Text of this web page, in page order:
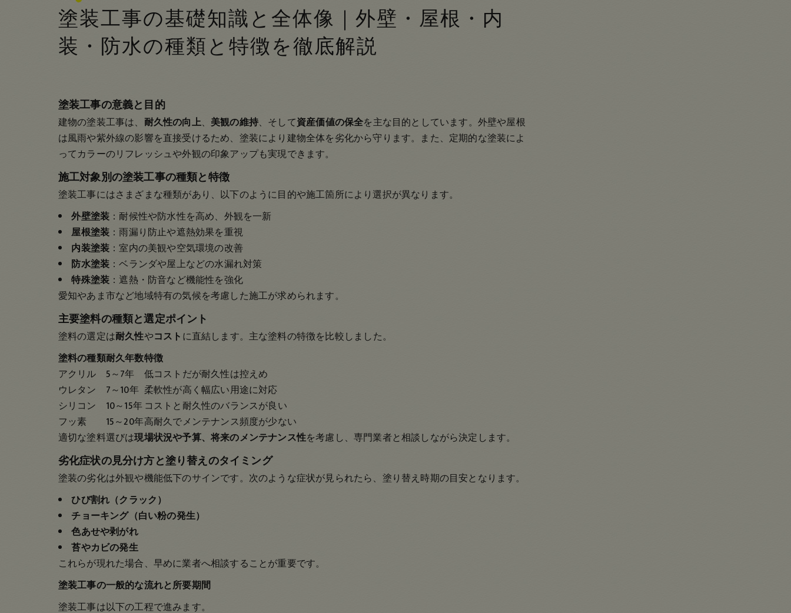
関連エリア
対応地域
塗装工事の基礎知識と全体像｜外壁・屋根・内
装・防水の種類と特徴を徹底解説
塗装工事の意義と目的
建物の塗装工事は、 耐久性の向上、美観の維持、そして資産価値の保全を主な目的としています。外壁や屋根
は風雨や紫外線の影響を直接受けるため、塗装により建物全体を劣化から守ります。また、定期的な塗装によ
ってカラーのリフレッシュや外観の印象アップも実現できます。
施工対象別の塗装工事の種類と特徴
塗装工事にはさまざまな種類があり、以下のように目的や施工箇所により選択が異なります。
外壁塗装 ：耐候性や防水性を高め、外観を一新
屋根塗装 ：雨漏り防止や遮熱効果を重視
内装塗装 ：室内の美観や空気環境の改善
防水塗装 ：ベランダや屋上などの水漏れ対策
特殊塗装 ：遮熱・防音など機能性を強化
愛知やあま市など地域特有の気候を考慮した施工が求められます。
主要塗料の種類と選定ポイント
塗料の選定は耐久性やコストに直結します。主な塗料の特徴を比較しました。
塗料の種類耐久年数特徴
アクリル
5～7年
低コストだが耐久性は控えめ
ウレタン
7～10年 柔軟性が高く幅広い用途に対応
シリコン
10～15年 コストと耐久性のバランスが良い
フッ素
15～20年高耐久でメンテナンス頻度が少ない
適切な塗料選びは現場状況や予算、将来のメンテナンス性を考慮し、専門業者と相談しながら決定します。
劣化症状の見分け方と塗り替えのタイミング
塗装の劣化は外観や機能低下のサインです。次のような症状が見られたら、塗り替え時期の目安となります。
ひび割れ（クラック）
チョーキング（白い粉の発生）
色あせや剥がれ
苔やカビの発生
これらが現れた場合、早めに業者へ相談することが重要です。
塗装工事の一般的な流れと所要期間
塗装工事は以下の工程で進みます。